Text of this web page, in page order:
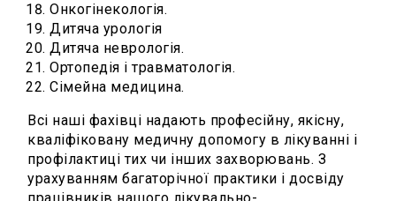
Онкогінекологія.
Дитяча урологія
Дитяча неврологія.
Ортопедія і травматологія.
Сімейна медицина.
Всі наші фахівці надають професійну, якісну,
кваліфіковану медичну допомогу в лікуванні і
профілактиці тих чи інших захворювань. З
урахуванням багаторічної практики і досвіду